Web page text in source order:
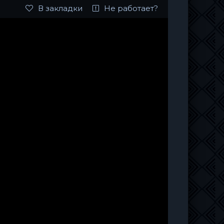
В закладки Не работает?